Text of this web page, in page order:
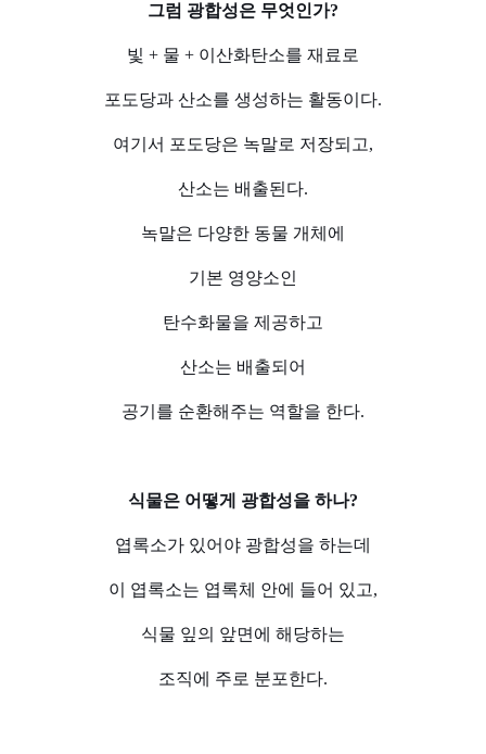
그럼 광합성은 무엇인가?
빛 + 물 + 이산화탄소를 재료로
포도당과 산소를 생성하는 활동이다.
여기서 포도당은 녹말로 저장되고,
산소는 배출된다.
녹말은 다양한 동물 개체에
기본 영양소인
탄수화물을 제공하고
산소는 배출되어
공기를 순환해주는 역할을 한다.
식물은 어떻게 광합성을 하나?
엽록소가 있어야 광합성을 하는데
이 엽록소는 엽록체 안에 들어 있고,
식물 잎의 앞면에 해당하는
조직에 주로 분포한다.